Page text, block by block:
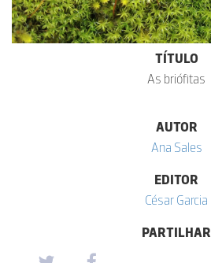
TÍTULO
As briófitas
AUTOR
Ana Sales
EDITOR
César Garcia
PARTILHAR